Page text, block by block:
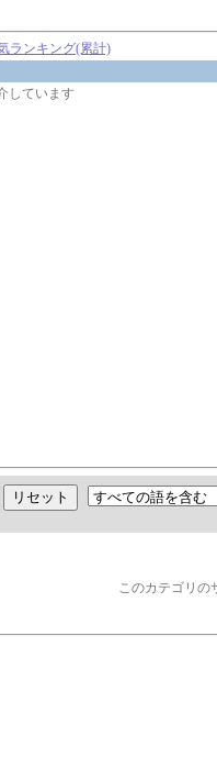
ランキング(累計)
しています
このカテゴリの